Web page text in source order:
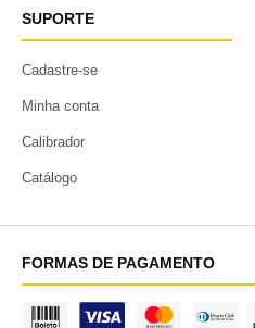
SUPORTE
Cadastre-se
Minha conta
Calibrador
Catálogo
FORMAS DE PAGAMENTO